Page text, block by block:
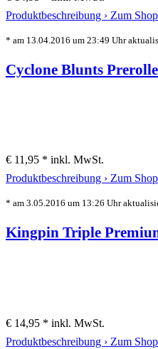
Produktbeschreibung › Zum Shop
* am 13.04.2016 um 23:49 Uhr
Cyclone Blunts
€ 11,95 * inkl. MwSt.
Produktbeschreibung › Zum Shop
* am 3.05.2016 um 13:26 Uhr
Kingpin Triple
€ 14,95 * inkl. MwSt.
Produktbeschreibung › Zum Shop